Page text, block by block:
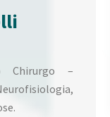
Chirurgo –